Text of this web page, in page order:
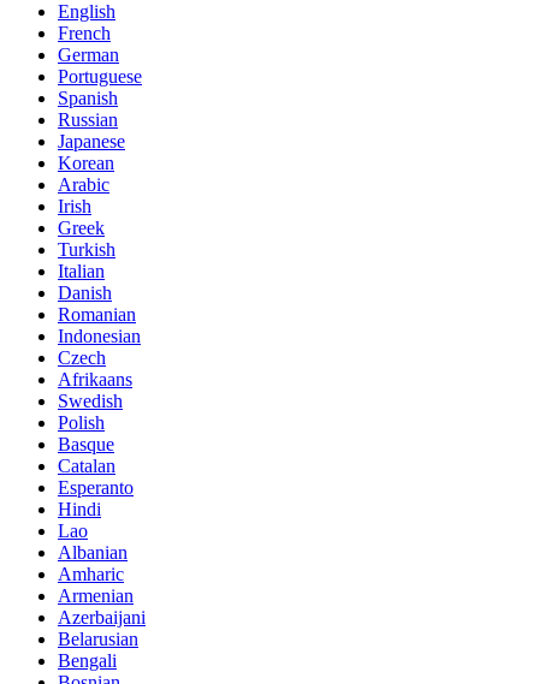
English
French
German
Portuguese
Spanish
Russian
Japanese
Korean
Arabic
Irish
Greek
Turkish
Italian
Danish
Romanian
Indonesian
Czech
Afrikaans
Swedish
Polish
Basque
Catalan
Esperanto
Hindi
Lao
Albanian
Amharic
Armenian
Azerbaijani
Belarusian
Bengali